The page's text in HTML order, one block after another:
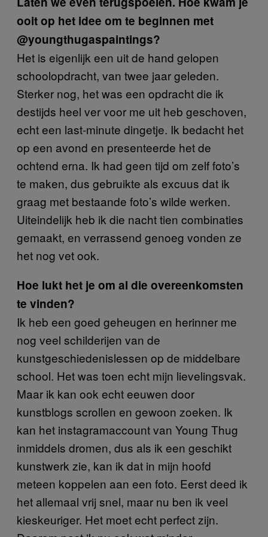
ooit op het idee om te beginnen met
@youngthugaspaintings?
Het is eigenlijk een uit de hand gelopen
schoolopdracht, van twee jaar geleden.
Sterker nog, het was een opdracht die ik
destijds heel ver voor me uit heb geschoven,
echt een last-minute dingetje. Ik bedacht het
op een avond en presenteerde het de
ochtend erna. Ik had geen tijd om zelf foto’s
te maken, dus gebruikte als excuus dat ik
graag met bestaande foto’s wilde werken.
Uiteindelijk heb ik die nacht tien combinaties
gemaakt, en verrassend genoeg vonden ze
het nog vet ook.
Hoe lukt het je om al die overeenkomsten
te vinden?
Ik heb een goed geheugen en herinner me
nog veel schilderijen van de
kunstgeschiedenislessen op de middelbare
school. Het was toen echt mijn lievelingsvak.
Maar ik kan ook echt eeuwen door
kunstblogs scrollen en gewoon zoeken. Ik
kan het instagramaccount van Young Thug
inmiddels dromen, dus als ik een geschikt
kunstwerk zie, kan ik dat in mijn hoofd
meteen koppelen aan een foto. Eerst deed ik
het allemaal vrij snel, maar nu ben ik veel
kieskeuriger. Het moet echt perfect zijn.